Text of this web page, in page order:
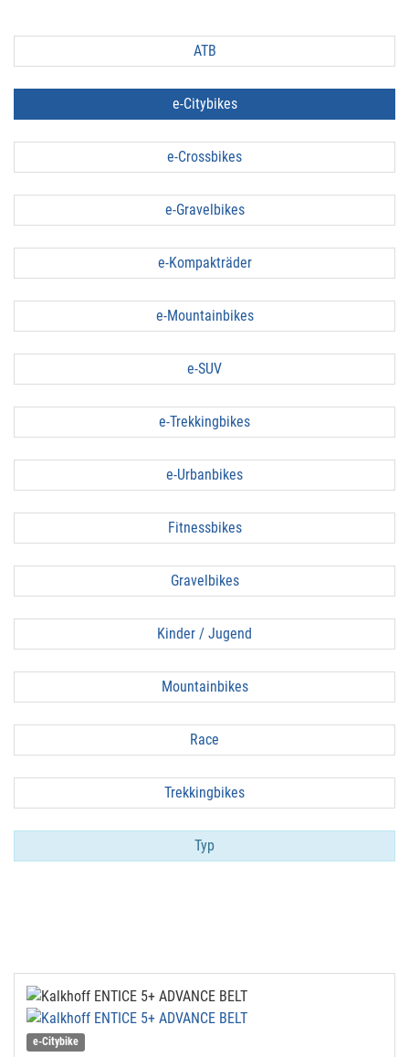
ATB
e-Citybikes
e-Crossbikes
e-Gravelbikes
e-Kompakträder
e-Mountainbikes
e-SUV
e-Trekkingbikes
e-Urbanbikes
Fitnessbikes
Gravelbikes
Kinder / Jugend
Mountainbikes
Race
Trekkingbikes
Typ
e-Citybike